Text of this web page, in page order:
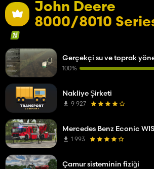
John Deere
8000/8010
Gerçekçi su ve toprak
100%
Nakliye Şirketi
9 927
1 993
Çamur sisteminin fiziği